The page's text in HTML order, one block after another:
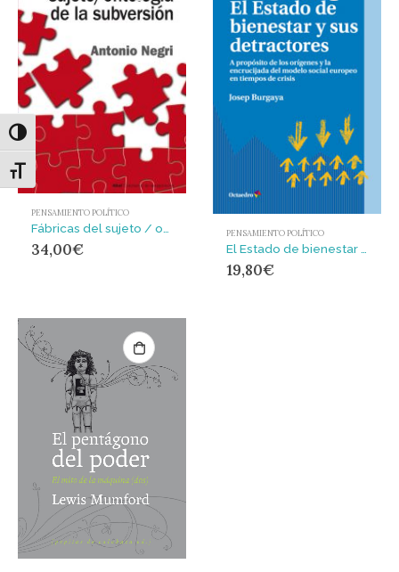
Alternar alto contraste
Alternar tamaño de letra
PENSAMIENTO POLÍTICO
Fábricas del sujeto / ontología de la subversión
34,00€
PENSAMIENTO POLÍTICO
19,80€